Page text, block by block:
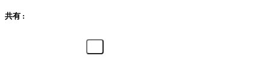
共有 :